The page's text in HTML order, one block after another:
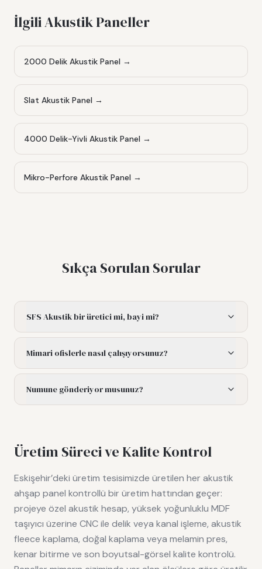
İlgili Akustik Paneller
2000 Delik Akustik Panel →
Slat Akustik Panel →
4000 Delik-Yivli Akustik Panel →
Mikro-Perfore Akustik Panel →
Sıkça Sorulan Sorular
SFS Akustik bir üretici mi, bayi mi?
Mimari ofislerle nasıl çalışıyorsunuz?
Numune gönderiyor musunuz?
Üretim Süreci ve Kalite Kontrol
Eskişehir’deki üretim tesisimizde üretilen her akustik
ahşap panel kontrollü bir üretim hattından geçer:
projeye özel akustik hesap, yüksek yoğunluklu MDF
taşıyıcı üzerine CNC ile delik veya kanal işleme, akustik
fleece kaplama, doğal kaplama veya melamin pres,
kenar bitirme ve son boyutsal-görsel kalite kontrolü.